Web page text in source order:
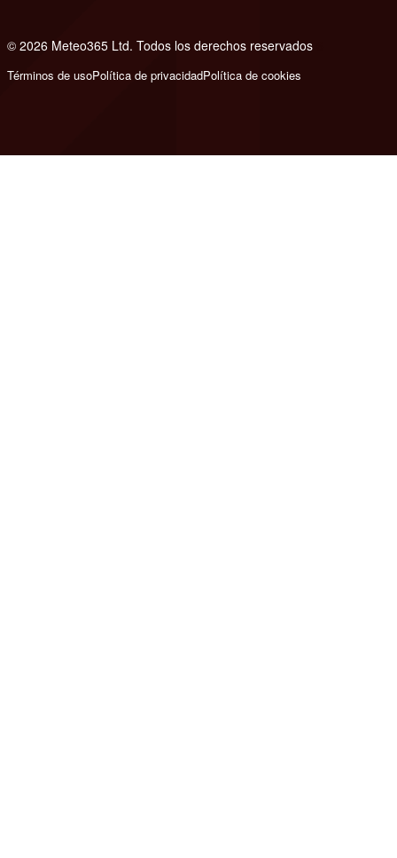
© 2026 Meteo365 Ltd. Todos los derechos reservados
Términos de usoPolítica de privacidadPolítica de cookies